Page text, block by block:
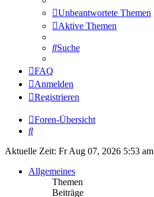
Unbeantwortete Themen
Aktive Themen
Suche
FAQ
Anmelden
Registrieren
Foren-Übersicht
Suche
Aktuelle Zeit: Fr Aug 07, 2026 5:53 am
Allgemeines
Themen
Beiträge